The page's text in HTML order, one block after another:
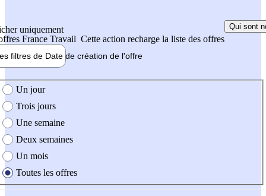
uniquement
France Travail Cette action recharge la liste des offres
Qui sont
filtres de Date de création de l'offre
création de l'offre
Un jour
Trois jours
Une semaine
Deux semaines
Un mois
Toutes les offres